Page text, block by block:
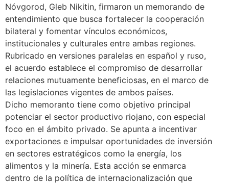
Nóvgorod, Gleb Nikitin, firmaron un memorando de
entendimiento que busca fortalecer la cooperación
bilateral y fomentar vínculos económicos,
institucionales y culturales entre ambas regiones.
Rubricado en versiones paralelas en español y ruso,
el acuerdo establece el compromiso de desarrollar
relaciones mutuamente beneficiosas, en el marco de
las legislaciones vigentes de ambos países.
Dicho memoranto tiene como objetivo principal
potenciar el sector productivo riojano, con especial
foco en el ámbito privado. Se apunta a incentivar
exportaciones e impulsar oportunidades de inversión
en sectores estratégicos como la energía, los
alimentos y la minería. Esta acción se enmarca
dentro de la política de internacionalización que